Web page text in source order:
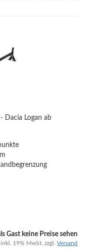
Dacia Logan ab
Gast keine Preise sehen
inkl. 19% MwSt. zzgl. Versand